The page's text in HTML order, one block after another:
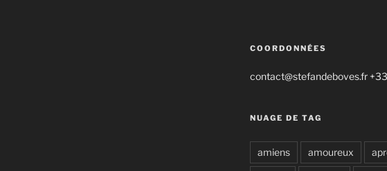
COORDONNÉES
contact@stefandeboves.fr
NUAGE DE TAG
amiens amoureux